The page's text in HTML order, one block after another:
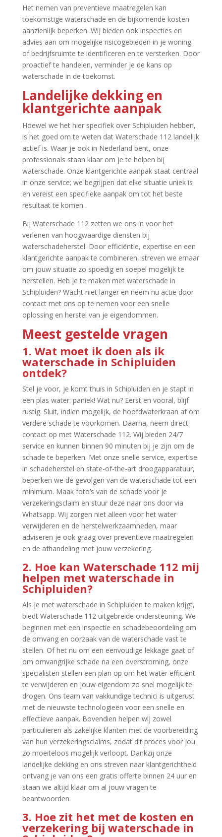
Het nemen van preventieve maatregelen kan
toekomstige waterschade en de bijkomende kosten
aanzienlijk beperken.​ Wij bieden ook inspecties en
advies aan om mogelijke risicogebieden in je woning
of bedrijfsruimte te identificeren en te versterken.​ Door
proactief te handelen, verminder je de kans op
waterschade in de toekomst.​
Landelijke dekking en
klantgerichte aanpak
Hoewel we het hier specifiek over Schipluiden hebben,
is het goed om te weten dat Waterschade 112 landelijk
actief is.​ Waar je ook in Nederland bent, onze
professionals staan klaar om je te helpen bij
waterschade.​ Onze klantgerichte aanpak staat centraal
in onze service; we begrijpen dat elke situatie uniek is
en vereist een specifieke aanpak om tot het beste
resultaat te komen.​
Bij Waterschade 112 zetten we ons in voor het
verlenen van hoogwaardige diensten bij
waterschadeherstel.​ Door efficiëntie, expertise en een
klantgerichte aanpak te combineren, streven we ernaar
om jouw situatie zo spoedig en soepel mogelijk te
herstellen.​ Heb je te maken met waterschade in
Schipluiden? Wacht niet langer en neem nu actie door
contact met ons op te nemen voor een snelle
oplossing en herstel van je eigendommen.​
Meest gestelde vragen
1.​ Wat moet ik doen als ik
waterschade in Schipluiden
ontdek?
Stel je voor, je komt thuis in Schipluiden en je stapt in
een plas water: paniek! Wat nu? Eerst en vooral, blijf
rustig.​ Sluit, indien mogelijk, de hoofdwaterkraan af om
verdere schade te voorkomen.​ Daarna, neem direct
contact op met Waterschade 112.​ Wij bieden 24/7
service en kunnen binnen 90 minuten bij je zijn om de
schade te beperken.​ Met onze snelle service, expertise
in schadeherstel en state-of-the-art droogapparatuur,
beperken we de gevolgen van de waterschade tot een
minimum.​ Maak foto’s van de schade voor je
verzekeringsclaim en stuur deze naar ons door via
Whatsapp.​ Wij zorgen niet alleen voor het water
verwijderen en de herstelwerkzaamheden, maar
adviseren je ook graag over preventieve maatregelen
en de afhandeling met jouw verzekering.​
2.​ Hoe kan Waterschade 112 mij
helpen met waterschade in
Schipluiden?
Als je met waterschade in Schipluiden te maken krijgt,
biedt Waterschade 112 uitgebreide ondersteuning.​ We
beginnen met een inspectie en schadebeoordeling om
de omvang en oorzaak van de waterschade vast te
stellen.​ Of het nu om een eenvoudige lekkage gaat of
om omvangrijke schade na een overstroming, onze
specialisten stellen een plan op om het water efficiënt
te verwijderen en jouw eigendom zo snel mogelijk te
drogen.​ Ons team van vakkundige technici is uitgerust
met de nieuwste technologieën voor een snelle en
effectieve aanpak.​ Bovendien helpen wij zowel
particulieren als zakelijke klanten met de voorbereiding
van hun verzekeringsclaims, zodat dit proces voor jou
zo moeiteloos mogelijk verloopt.​ Dankzij onze
landelijke dekking en ons streven naar klantgerichtheid
ontvang je van ons een gratis offerte binnen 24 uur en
staan we altijd klaar om al jouw vragen te
beantwoorden.​
3.​ Hoe zit het met de kosten en
verzekering bij waterschade in